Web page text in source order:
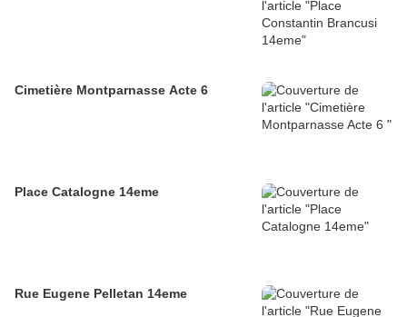
Cimetière Montparnasse Acte 6
Place Catalogne 14eme
Rue Eugene Pelletan 14eme